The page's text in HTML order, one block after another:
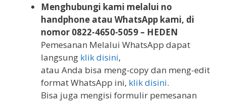
Menghubungi kami melalui no
handphone atau WhatsApp kami, di
nomor 0822-4650-5059 – HEDEN
Pemesanan Melalui WhatsApp dapat
langsung klik disini,
atau Anda bisa meng-copy dan meng-edit
format WhatsApp ini, klik disini.
Bisa juga mengisi formulir pemesanan